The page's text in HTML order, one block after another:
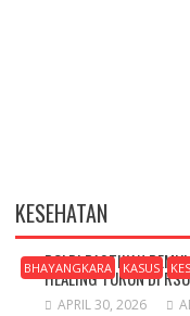
KESEHATAN
BHAYANGKARA KASUS
POLRI PASTIKAN
HEALING TURUN DI
APRIL 30, 2026